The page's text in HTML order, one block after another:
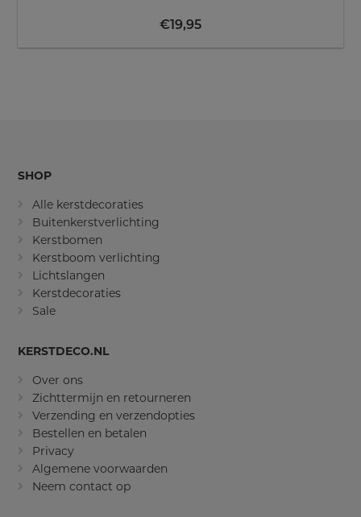
€19,95
SHOP
Alle kerstdecoraties
Buitenkerstverlichting
Kerstbomen
Kerstboom verlichting
Lichtslangen
Kerstdecoraties
Sale
KERSTDECO.NL
Over ons
Zichttermijn en retourneren
Verzending en verzendopties
Bestellen en betalen
Privacy
Algemene voorwaarden
Neem contact op